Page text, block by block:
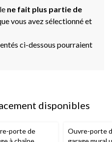
ne fait plus partie de
vous avez sélectionné et
ci-dessous pourraient
disponibles
porte de
Ouvre-porte